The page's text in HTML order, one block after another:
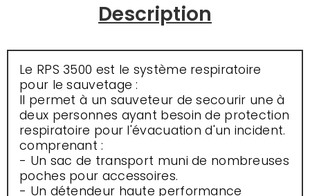
Description
Le RPS 3500 est le système respiratoire
pour le sauvetage :
Il permet à un sauveteur de secourir une à
deux personnes ayant besoin de protection
respiratoire pour l'évacuation d'un incident.
comprenant :
- Un sac de transport muni de nombreuses
poches pour accessoires.
- Un détendeur haute performance